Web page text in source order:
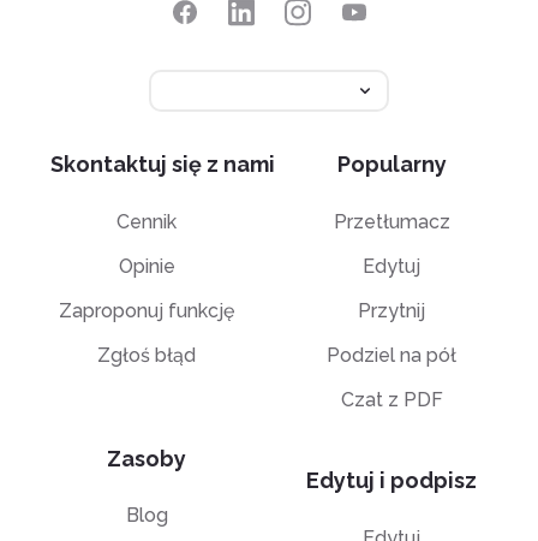
Skontaktuj się z nami
Cennik
Opinie
Zaproponuj funkcję
Zgłoś błąd
Zasoby
Blog
Popularny
Przetłumacz
Edytuj
Przytnij
Podziel na pół
Czat z PDF
Edytuj i podpisz